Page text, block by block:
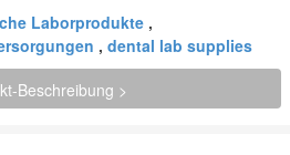
Laborprodukte ,
, dental lab supplies
Beschreibung >